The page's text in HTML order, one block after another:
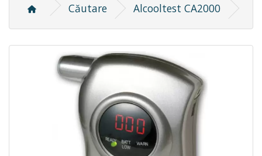
Căutare Alcooltest CA2000